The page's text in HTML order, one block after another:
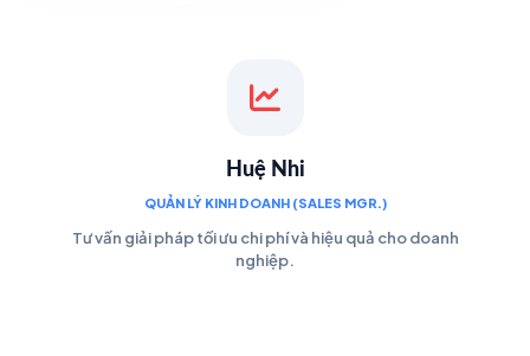
Huệ Nhi
QUẢN LÝ KINH DOANH (SALES MGR.)
Tư vấn giải pháp tối ưu chi phí và hiệu quả cho doanh
nghiệp.